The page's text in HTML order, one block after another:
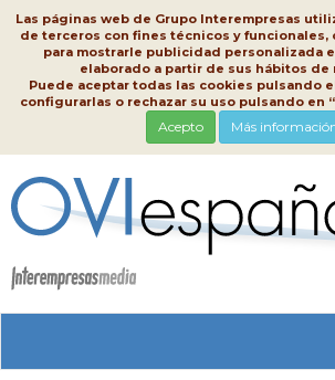
Las páginas web de Grupo Interempresas
de terceros con fines técnicos y funcionales,
para mostrarle publicidad personalizada
elaborado a partir de sus hábitos de
Puede aceptar todas las cookies pulsando el
configurarlas o rechazar su uso pulsando en
Acepto Más